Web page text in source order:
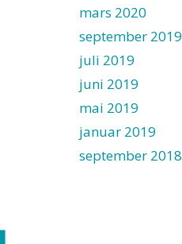
mars 2020
september 2019
juli 2019
juni 2019
mai 2019
januar 2019
september 2018